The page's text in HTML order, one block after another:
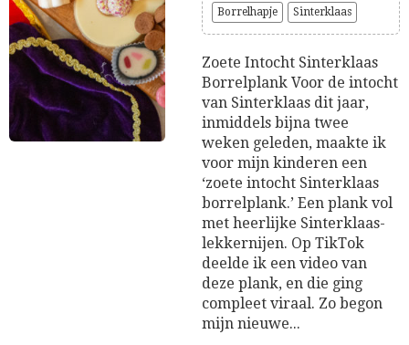
Borrelhapje Sinterklaas
Zoete Intocht Sinterklaas
Borrelplank Voor de intocht
van Sinterklaas dit jaar,
inmiddels bijna twee
weken geleden, maakte ik
voor mijn kinderen een
‘zoete intocht Sinterklaas
borrelplank.’ Een plank vol
met heerlijke Sinterklaas-
lekkernijen. Op TikTok
deelde ik een video van
deze plank, en die ging
compleet viraal. Zo begon
mijn nieuwe...